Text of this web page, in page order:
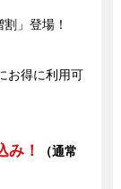
」登場！
お得に利用可
み！
（通常